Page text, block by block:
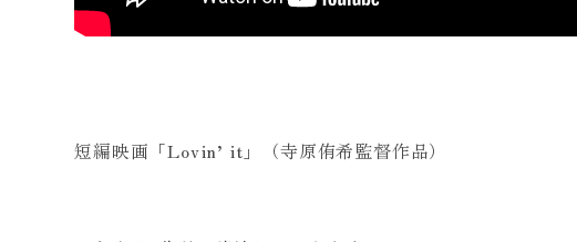
短編映画「Lovin’ it」（寺原侑希監督作品）